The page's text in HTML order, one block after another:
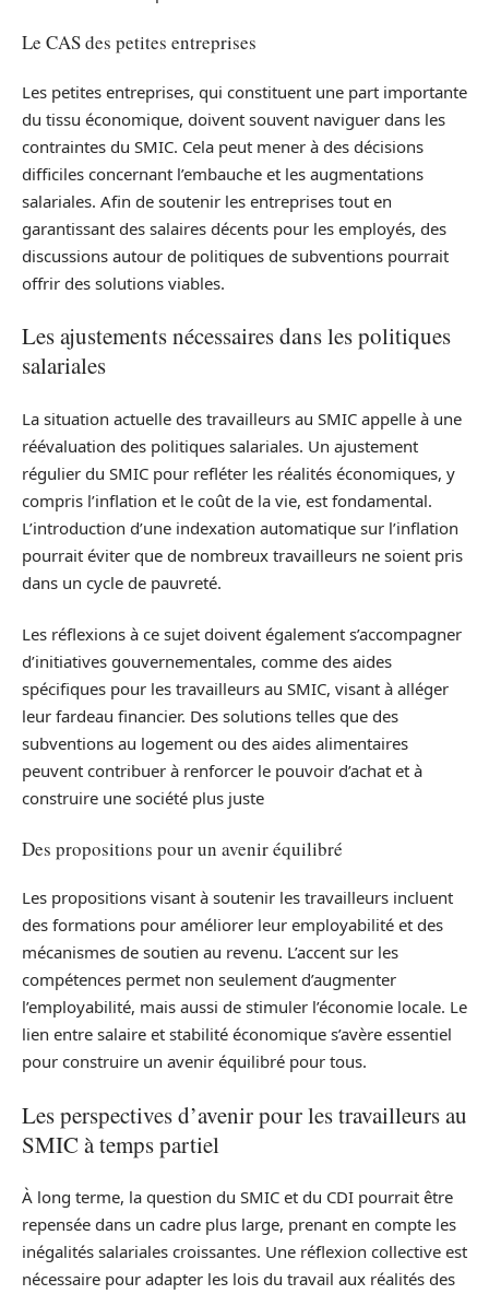
Le CAS des petites entreprises
Les petites entreprises, qui constituent une part importante
du tissu économique, doivent souvent naviguer dans les
contraintes du SMIC. Cela peut mener à des décisions
difficiles concernant l’embauche et les augmentations
salariales. Afin de soutenir les entreprises tout en
garantissant des salaires décents pour les employés, des
discussions autour de politiques de subventions pourrait
offrir des solutions viables.
Les ajustements nécessaires dans les politiques
salariales
La situation actuelle des travailleurs au SMIC appelle à une
réévaluation des politiques salariales. Un ajustement
régulier du SMIC pour refléter les réalités économiques, y
compris l’inflation et le coût de la vie, est fondamental.
L’introduction d’une indexation automatique sur l’inflation
pourrait éviter que de nombreux travailleurs ne soient pris
dans un cycle de pauvreté.
Les réflexions à ce sujet doivent également s’accompagner
d’initiatives gouvernementales, comme des aides
spécifiques pour les travailleurs au SMIC, visant à alléger
leur fardeau financier. Des solutions telles que des
subventions au logement ou des aides alimentaires
peuvent contribuer à renforcer le pouvoir d’achat et à
construire une société plus juste
Des propositions pour un avenir équilibré
Les propositions visant à soutenir les travailleurs incluent
des formations pour améliorer leur employabilité et des
mécanismes de soutien au revenu. L’accent sur les
compétences permet non seulement d’augmenter
l’employabilité, mais aussi de stimuler l’économie locale. Le
lien entre salaire et stabilité économique s’avère essentiel
pour construire un avenir équilibré pour tous.
Les perspectives d’avenir pour les travailleurs au
SMIC à temps partiel
À long terme, la question du SMIC et du CDI pourrait être
repensée dans un cadre plus large, prenant en compte les
inégalités salariales croissantes. Une réflexion collective est
nécessaire pour adapter les lois du travail aux réalités des